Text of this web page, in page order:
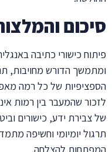
סיכום
ומתמשך הדורש מחויבות,
הספציפיות של כל רמה
לזכור שהמעבר בין רמות
של צבירת ידע, כישורים
תרגול יומיומי וחשיפה
המפתחות להצלחה.